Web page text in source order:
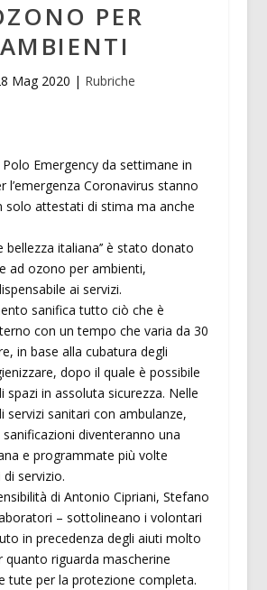
PER
AMBIENTI
Mag 2020 | Rubriche
Emergency da settimane in
l’emergenza Coronavirus stanno
solo attestati di stima ma anche
bellezza italiana’’ è stato donato
ad ozono per ambienti,
ai servizi.
sanifica tutto ciò che è
con un tempo che varia da 30
in base alla cubatura degli
dopo il quale è possibile
spazi in assoluta sicurezza. Nelle
servizi sanitari con ambulanze,
diventeranno una
e programmate più volte
servizio.
di Antonio Cipriani, Stefano
– sottolineano i volontari
in precedenza degli aiuti molto
riguarda mascherine
tute per la protezione completa.